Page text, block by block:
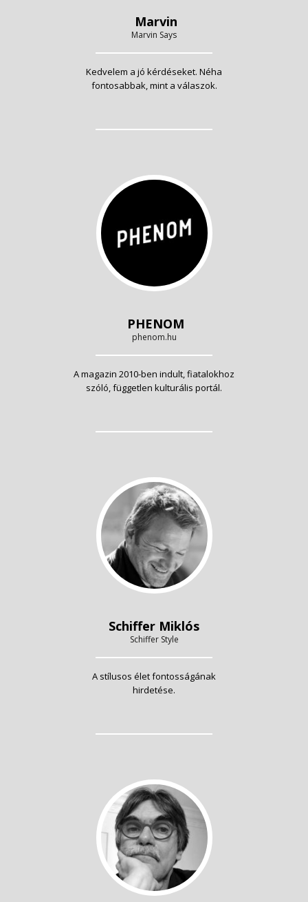
Marvin
Marvin Says
Kedvelem a jó kérdéseket. Néha
fontosabbak, mint a válaszok.
PHENOM
phenom.hu
A magazin 2010-ben indult, fiatalokhoz
szóló, független kulturális portál.
Schiffer Miklós
Schiffer Style
A stílusos élet fontosságának
hirdetése.